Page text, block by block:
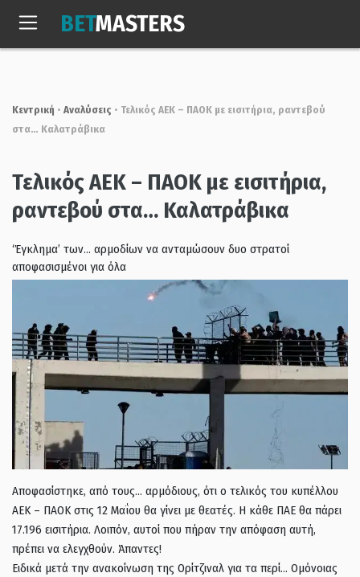
Πεμ, 6 Αυγ. 2026
BETMASTERS
Κεντρική • Αναλύσεις • Τελικός ΑΕΚ – ΠΑΟΚ με εισιτήρια, ραντεβού
στα… Καλατράβικα
Τελικός ΑΕΚ – ΠΑΟΚ με εισιτήρια,
ραντεβού στα… Καλατράβικα
‘Έγκλημα’ των… αρμοδίων να ανταμώσουν δυο στρατοί
αποφασισμένοι για όλα
Αποφασίστηκε, από τους… αρμόδιους, ότι ο τελικός του κυπέλλου
ΑΕΚ – ΠΑΟΚ στις 12 Μαΐου θα γίνει με θεατές. Η κάθε ΠΑΕ θα πάρει
17.196 εισιτήρια. Λοιπόν, αυτοί που πήραν την απόφαση αυτή,
πρέπει να ελεγχθούν. Άπαντες!
Ειδικά μετά την ανακοίνωση της Ορίτζιναλ για τα περί… Ομόνοιας